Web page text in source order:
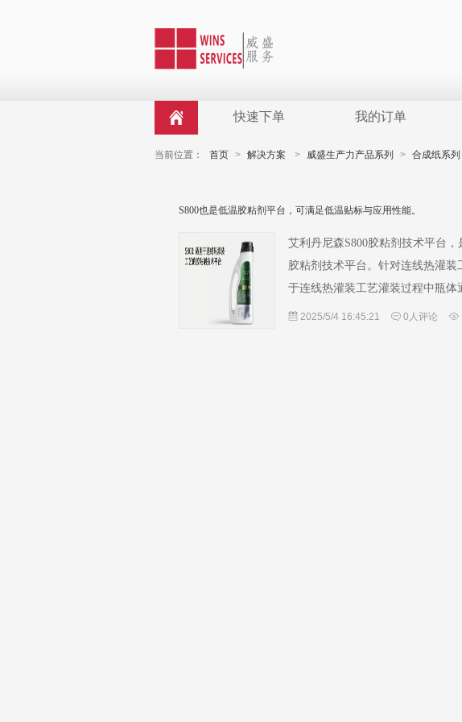
快速下单 我的订单
当前位置： 首页 > 解决方案 > 威盛生产力产品系列 > 合成纸系列
S800也是低温胶粘剂平台，可满足低温贴标与应用性能。
艾利丹尼森S800胶粘剂技术平台
胶粘剂技术平台。针对连线热灌
于连线热灌装工艺灌装过程中瓶
要标签具备高粘性。同时, S800也
2025/5/4 16:45:21 0人评论